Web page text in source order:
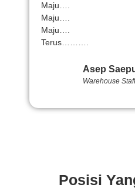
Maju….
Maju….
Maju….
Terus……….
Asep
Warehouse Staff
Posisi